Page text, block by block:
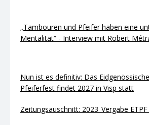
„Tambouren und Pfeifer haben eine
Mentalität“ - Interview mit Robert
Nun ist es definitiv: Das
Pfeiferfest findet 2027 in Visp statt
Zeitungsauschnitt: 2023_Vergabe